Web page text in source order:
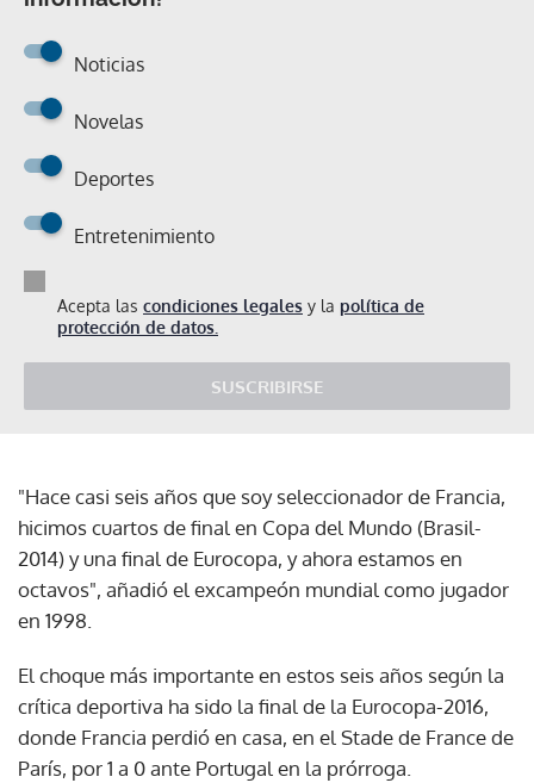
Noticias
Novelas
Deportes
Entretenimiento
Acepta las condiciones legales y la política de
protección de datos.
SUSCRIBIRSE
"Hace casi seis años que soy seleccionador de Francia,
hicimos cuartos de final en Copa del Mundo (Brasil-
2014) y una final de Eurocopa, y ahora estamos en
octavos", añadió el excampeón mundial como jugador
en 1998.
El choque más importante en estos seis años según la
crítica deportiva ha sido la final de la Eurocopa-2016,
donde Francia perdió en casa, en el Stade de France de
París, por 1 a 0 ante Portugal en la prórroga.